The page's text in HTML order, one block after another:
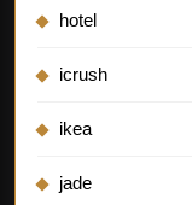
hotel
icrush
ikea
jade